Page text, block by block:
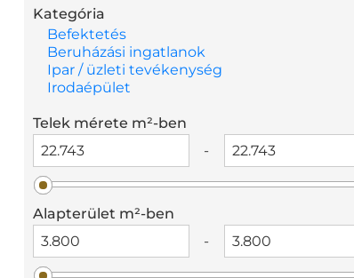
Kategória
Befektetés
Beruházási ingatlanok
Ipar / üzleti tevékenység
Irodaépület
Telek mérete m²-ben
-
Alapterület m²-ben
-